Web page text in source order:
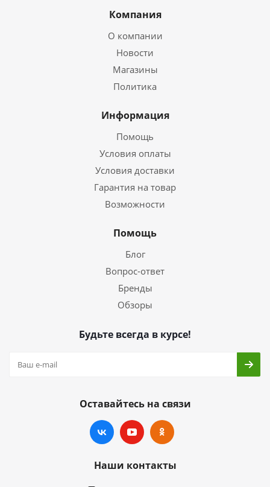
Компания
О компании
Новости
Магазины
Политика
Информация
Помощь
Условия оплаты
Условия доставки
Гарантия на товар
Возможности
Помощь
Блог
Вопрос-ответ
Бренды
Обзоры
Будьте всегда в курсе!
Оставайтесь на связи
Наши контакты